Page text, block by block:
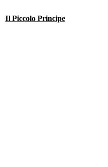
Il Piccolo Principe